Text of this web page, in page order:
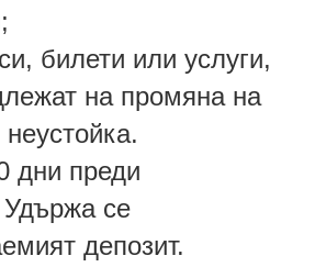
билети или услуги,
на промяна на
дни преди
Удържа се
депозит.